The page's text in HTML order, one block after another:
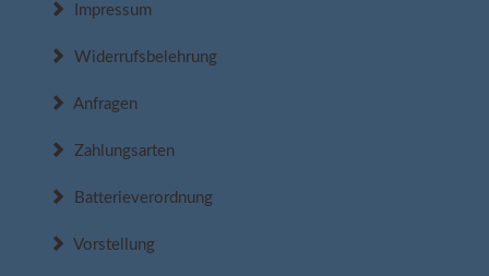
Impressum
Widerrufsbelehrung
Anfragen
Zahlungsarten
Batterieverordnung
Vorstellung